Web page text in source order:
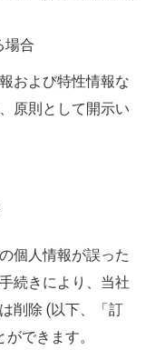
場合
および特性情報な
原則として開示い
個人情報が誤った
続きにより、当社
削除 (以下、「訂
できます。